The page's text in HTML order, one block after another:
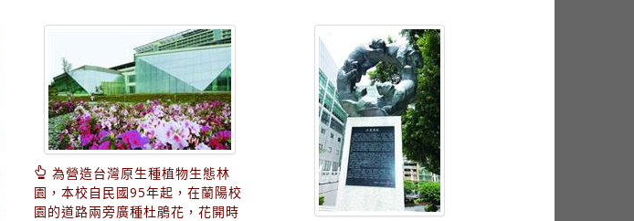
為營造台灣原生種植物生態林
園，本校自民國95年起，在蘭陽校
園的道路兩旁廣種杜鵑花，花開時